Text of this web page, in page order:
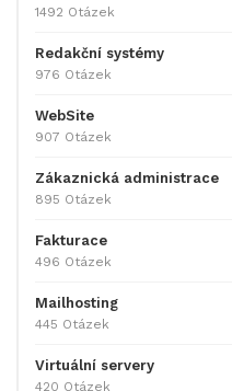
1492 Otázek
Redakční systémy
976 Otázek
WebSite
907 Otázek
Zákaznická administrace
895 Otázek
Fakturace
496 Otázek
Mailhosting
445 Otázek
Virtuální servery
420 Otázek